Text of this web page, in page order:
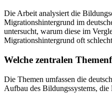
Die Arbeit analysiert die
Migrationshintergrund im
untersucht, warum diese im
Migrationshintergrund oft
Welche zentralen
Die Themen umfassen die
Aufbau des Bildungssystems,